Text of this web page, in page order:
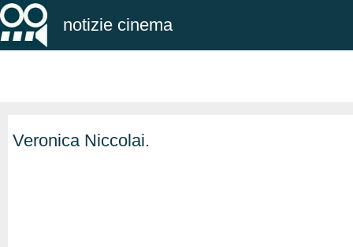
notizie cinema
Veronica Niccolai.